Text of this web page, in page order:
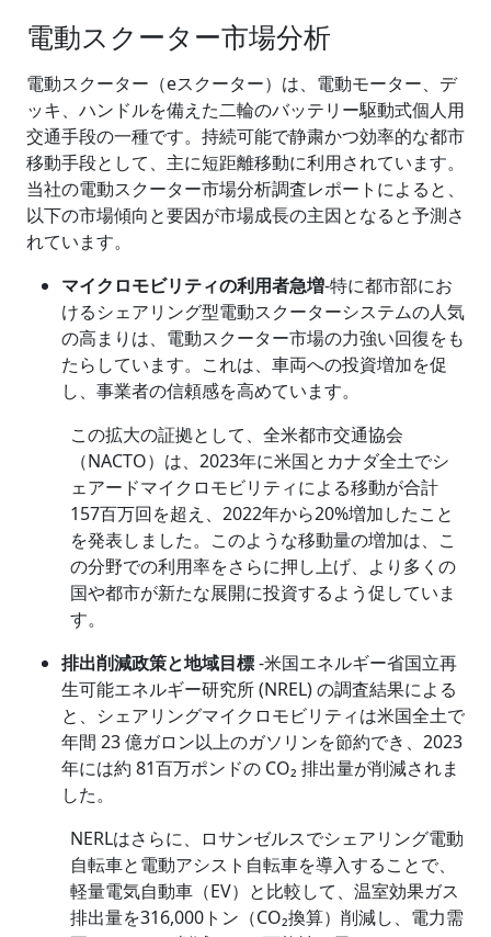
電動スクーター市場分析
電動スクーター（eスクーター）は、電動モーター、デ
ッキ、ハンドルを備えた二輪のバッテリー駆動式個人用
交通手段の一種です。持続可能で静粛かつ効率的な都市
移動手段として、主に短距離移動に利用されています。
当社の電動スクーター市場分析調査レポートによると、
以下の市場傾向と要因が市場成長の主因となると予測さ
れています。
マイクロモビリティの利用者急増-特に都市部にお
けるシェアリング型電動スクーターシステムの人気
の高まりは、電動スクーター市場の力強い回復をも
たらしています。これは、車両への投資増加を促
し、事業者の信頼感を高めています。
この拡大の証拠として、全米都市交通協会
（NACTO）は、2023年に米国とカナダ全土でシ
ェアードマイクロモビリティによる移動が合計
157百万回を超え、2022年から20%増加したこと
を発表しました。このような移動量の増加は、こ
の分野での利用率をさらに押し上げ、より多くの
国や都市が新たな展開に投資するよう促していま
す。
排出削減政策と地域目標-米国エネルギー省国立再
生可能エネルギー研究所 (NREL) の調査結果による
と、シェアリングマイクロモビリティは米国全土で
年間 23 億ガロン以上のガソリンを節約でき、2023
年には約 81百万ポンドの CO₂ 排出量が削減されま
した。
NERLはさらに、ロサンゼルスでシェアリング電動
自転車と電動アシスト自転車を導入することで、
軽量電気自動車（EV）と比較して、温室効果ガス
排出量を316,000トン（CO₂換算）削減し、電力需